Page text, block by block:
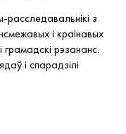
з
і краінавых
грамадскі рэзананс.
і спарадзілі